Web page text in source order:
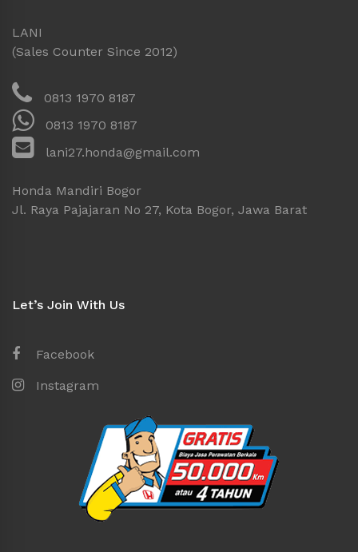
LANI
(Sales Counter Since 2012)
0813 1970 8187
0813 1970 8187
lani27.honda@gmail.com
Honda Mandiri Bogor
Jl. Raya Pajajaran No 27, Kota Bogor, Jawa Barat
Let’s Join With Us
Facebook
Instagram